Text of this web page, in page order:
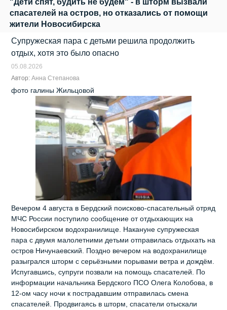
"Дети спят, будить не будем" - в шторм вызвали
спасателей на остров, но отказались от помощи
жители Новосибирска
Супружеская пара с детьми решила продолжить
отдых, хотя это было опасно
05.08.2026
Автор:Анна Степанова
фото галины Жильцовой
Вечером 4 августа в Бердский поисково-спасательный отряд
МЧС России поступило сообщение от отдыхающих на
Новосибирском водохранилище. Накануне супружеская
пара с двумя малолетними детьми отправилась отдыхать на
остров Ничунаевский. Поздно вечером на водохранилище
разыгрался шторм с серьёзными порывами ветра и дождём.
Испугавшись, супруги позвали на помощь спасателей. По
информации начальника Бердского ПСО Олега Колобова, в
12-ом часу ночи к пострадавшим отправилась смена
спасателей. Продвигаясь в шторм, спасатели отыскали